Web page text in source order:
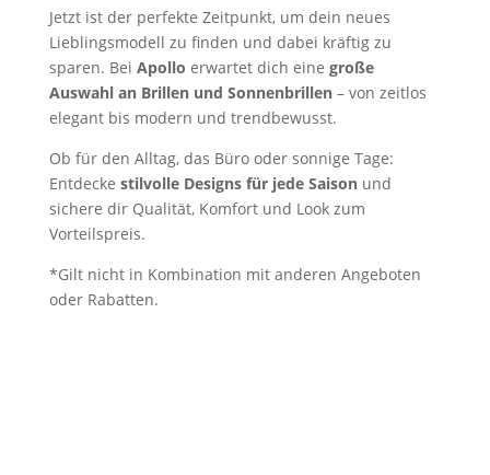
Jetzt ist der perfekte Zeitpunkt, um dein neues
Lieblingsmodell zu finden und dabei kräftig zu
sparen. Bei Apollo erwartet dich eine große
Auswahl an Brillen und Sonnenbrillen– von zeitlos
elegant bis modern und trendbewusst.
Ob für den Alltag, das Büro oder sonnige Tage:
Entdecke stilvolle Designs für jede Saisonund
sichere dir Qualität, Komfort und Look zum
Vorteilspreis.
*Gilt nicht in Kombination mit anderen Angeboten
oder Rabatten.